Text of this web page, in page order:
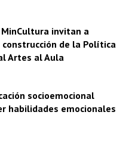
MinCultura invitan a
de la Política
Artes al Aula
socioemocional
habilidades emocionales